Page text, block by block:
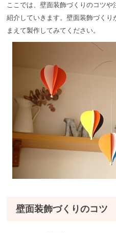
ここでは、壁面装飾づくりのコツ
紹介していきます。壁面装飾づく
まえて製作してみてください。
壁面装飾づくりのコツ